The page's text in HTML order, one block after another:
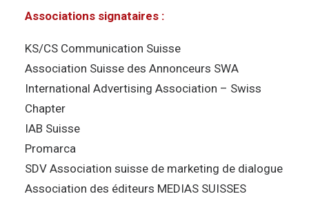
Associations signataires :
KS/CS Communication Suisse
Association Suisse des Annonceurs SWA
International Advertising Association – Swiss
Chapter
IAB Suisse
Promarca
SDV Association suisse de marketing de dialogue
Association des éditeurs MEDIAS SUISSES